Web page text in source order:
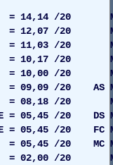
= 14,14 /20
/20
= 11,03 /20
= 10,17 /20
= 10,00 /20
= 09,09 /20 AS
= 08,18 /20
= 05,45 /20 DS
= 05,45 /20 FC
/20 MC
MAISON